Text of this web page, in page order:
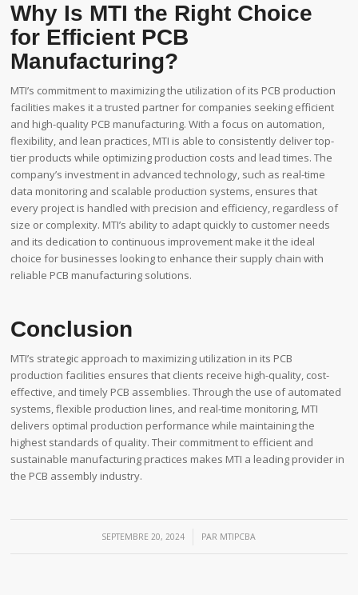
Why Is MTI the Right Choice
for Efficient PCB
Manufacturing?
MTI’s commitment to maximizing the utilization of its PCB production
facilities makes it a trusted partner for companies seeking efficient
and high-quality PCB manufacturing. With a focus on automation,
flexibility, and lean practices, MTI is able to consistently deliver top-
tier products while optimizing production costs and lead times. The
company’s investment in advanced technology, such as real-time
data monitoring and scalable production systems, ensures that
every project is handled with precision and efficiency, regardless of
size or complexity. MTI’s ability to adapt quickly to customer needs
and its dedication to continuous improvement make it the ideal
choice for businesses looking to enhance their supply chain with
reliable PCB manufacturing solutions.
Conclusion
MTI’s strategic approach to maximizing utilization in its PCB
production facilities ensures that clients receive high-quality, cost-
effective, and timely PCB assemblies. Through the use of automated
systems, flexible production lines, and real-time monitoring, MTI
delivers optimal production performance while maintaining the
highest standards of quality. Their commitment to efficient and
sustainable manufacturing practices makes MTI a leading provider in
the PCB assembly industry.
SEPTEMBRE 20, 2024
/ PAR MTIPCBA